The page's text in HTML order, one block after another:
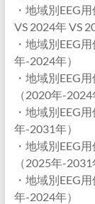
・地域別EEG
VS 2024年 VS
・地域別EEG
年-2024年）
・地域別EEG
（2020年-2024
・地域別EEG
年-2031年）
・地域別EEG
（2025年-2031
・地域別EEG
年-2024年）